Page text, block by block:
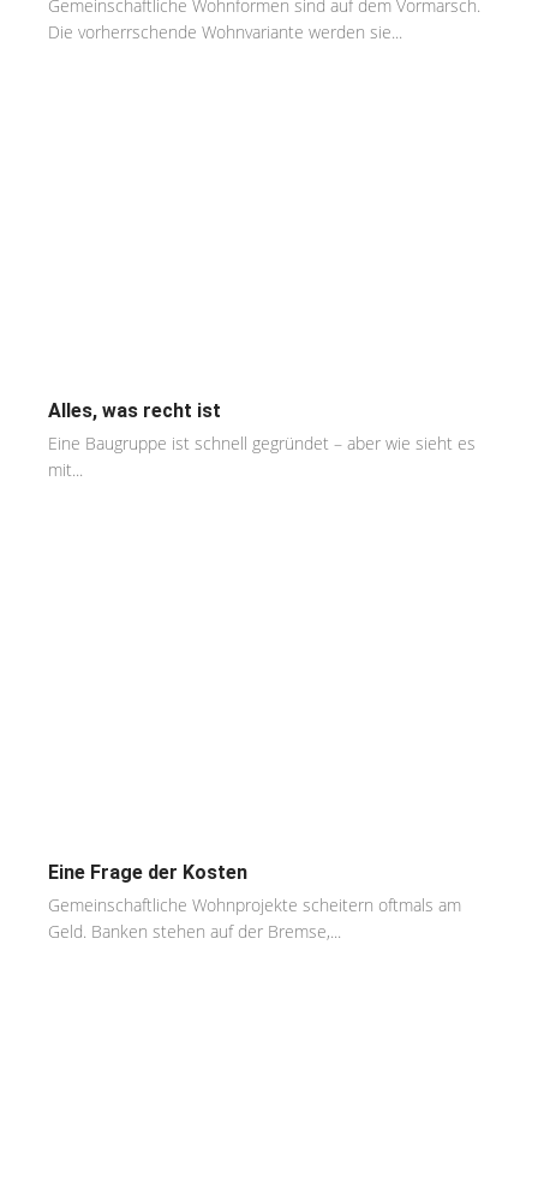
Gemeinschaftliche Wohnformen sind auf dem Vormarsch.
Die vorherrschende Wohnvariante werden sie...
Alles, was recht ist
Eine Baugruppe ist schnell gegründet – aber wie sieht es
mit...
Eine Frage der Kosten
Gemeinschaftliche Wohnprojekte scheitern oftmals am
Geld. Banken stehen auf der Bremse,...